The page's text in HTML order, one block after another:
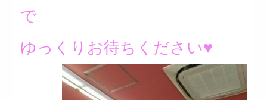
で
ゆっくりお待ちください♥